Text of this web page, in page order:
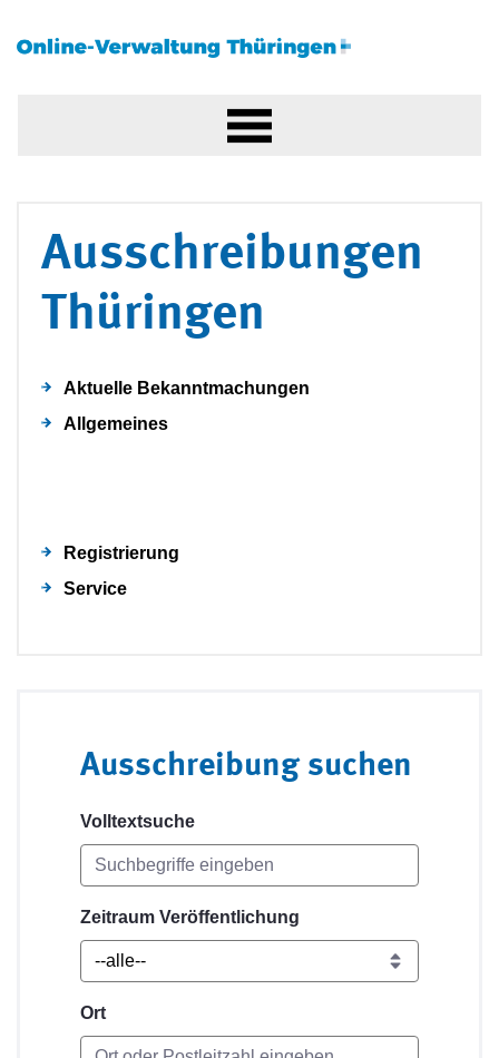
Ausschreibungen
Thüringen
Aktuelle Bekanntmachungen
Allgemeines
Registrierung
Service
Ausschreibung suchen
Volltextsuche
Zeitraum Veröffentlichung
Ort